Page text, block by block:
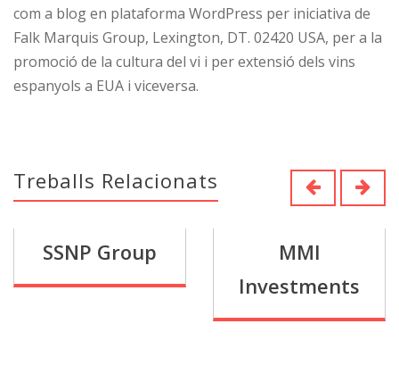
com a blog en plataforma WordPress per iniciativa de
Falk Marquis Group, Lexington, DT. 02420 USA, per a la
promoció de la cultura del vi i per extensió dels vins
espanyols a EUA i viceversa.
Treballs Relacionats
SSNP Group
MMI
Investments